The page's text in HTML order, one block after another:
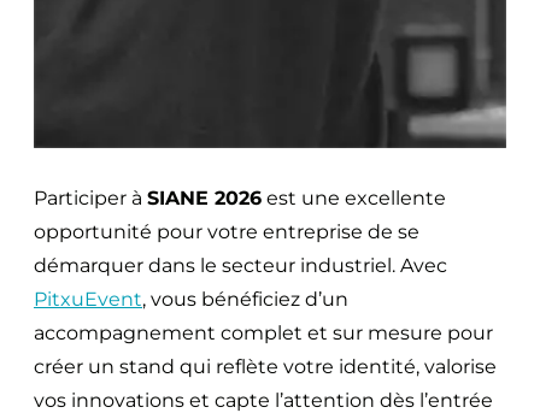
Participer à SIANE 2026 est une excellente
opportunité pour votre entreprise de se
démarquer dans le secteur industriel. Avec
PitxuEvent, vous bénéficiez d’un
accompagnement complet et sur mesure pour
créer un stand qui reflète votre identité, valorise
vos innovations et capte l’attention dès l’entrée